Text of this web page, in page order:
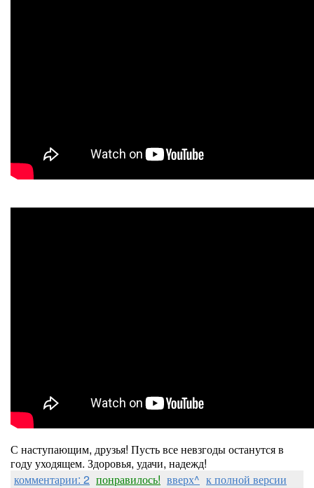
С наступающим, друзья! Пусть все невзгоды останутся в
году уходящем. Здоровья, удачи, надежд!
комментарии: 2 понравилось! вверх^ к полной версии